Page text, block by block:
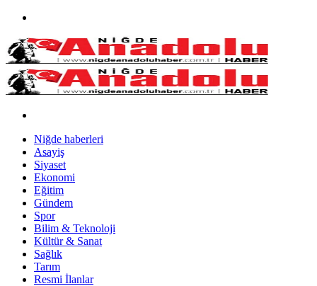
Niğde haberleri
Asayiş
Siyaset
Ekonomi
Eğitim
Gündem
Spor
Bilim & Teknoloji
Kültür & Sanat
Sağlık
Tarım
Resmi İlanlar